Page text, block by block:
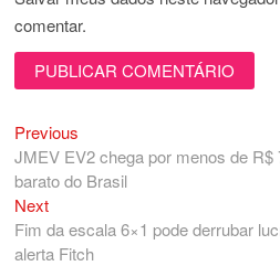
comentar.
Navegação
de
Post
Previous
post:
JMEV EV2 chega por menos de
barato do Brasil
NextNext
post:
Fim da escala 6×1 pode derrubar
alerta Fitch